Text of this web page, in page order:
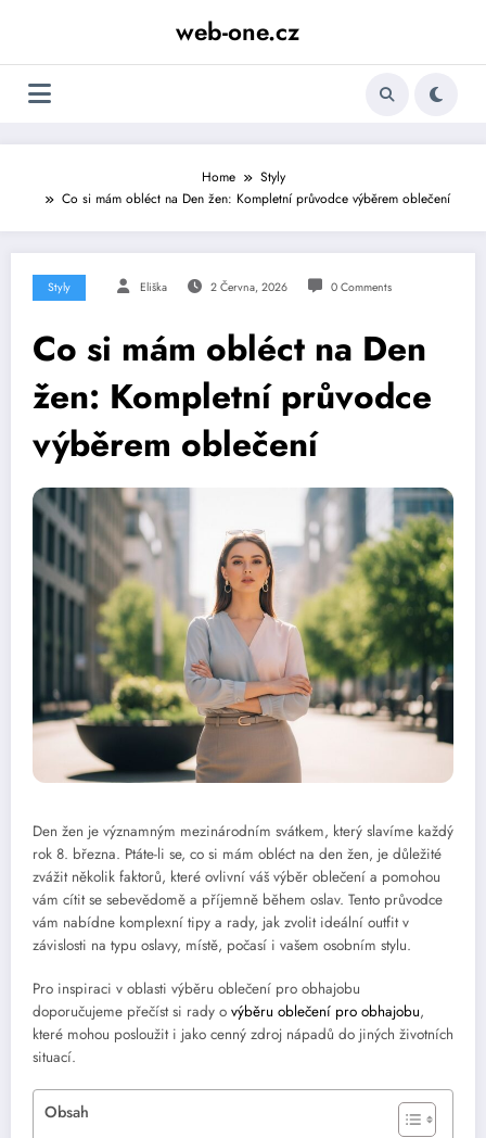
web-one.cz
Home
Styly
Co si mám obléct na Den žen: Kompletní průvodce výběrem oblečení
Styly Eliška 2 Června, 2026 0 Comments
Co si mám obléct na Den
žen: Kompletní průvodce
výběrem oblečení
Den žen je významným mezinárodním svátkem, který slavíme každý
rok 8. března. Ptáte-li se, co si mám obléct na den žen, je důležité
zvážit několik faktorů, které ovlivní váš výběr oblečení a pomohou
vám cítit se sebevědomě a příjemně během oslav. Tento průvodce
vám nabídne komplexní tipy a rady, jak zvolit ideální outfit v
závislosti na typu oslavy, místě, počasí i vašem osobním stylu.
Pro inspiraci v oblasti výběru oblečení pro obhajobu
doporučujeme přečíst si rady o výběru oblečení pro obhajobu,
které mohou posloužit i jako cenný zdroj nápadů do jiných životních
situací.
Obsah